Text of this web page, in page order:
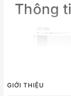
Thông
GIỚI THIỆU